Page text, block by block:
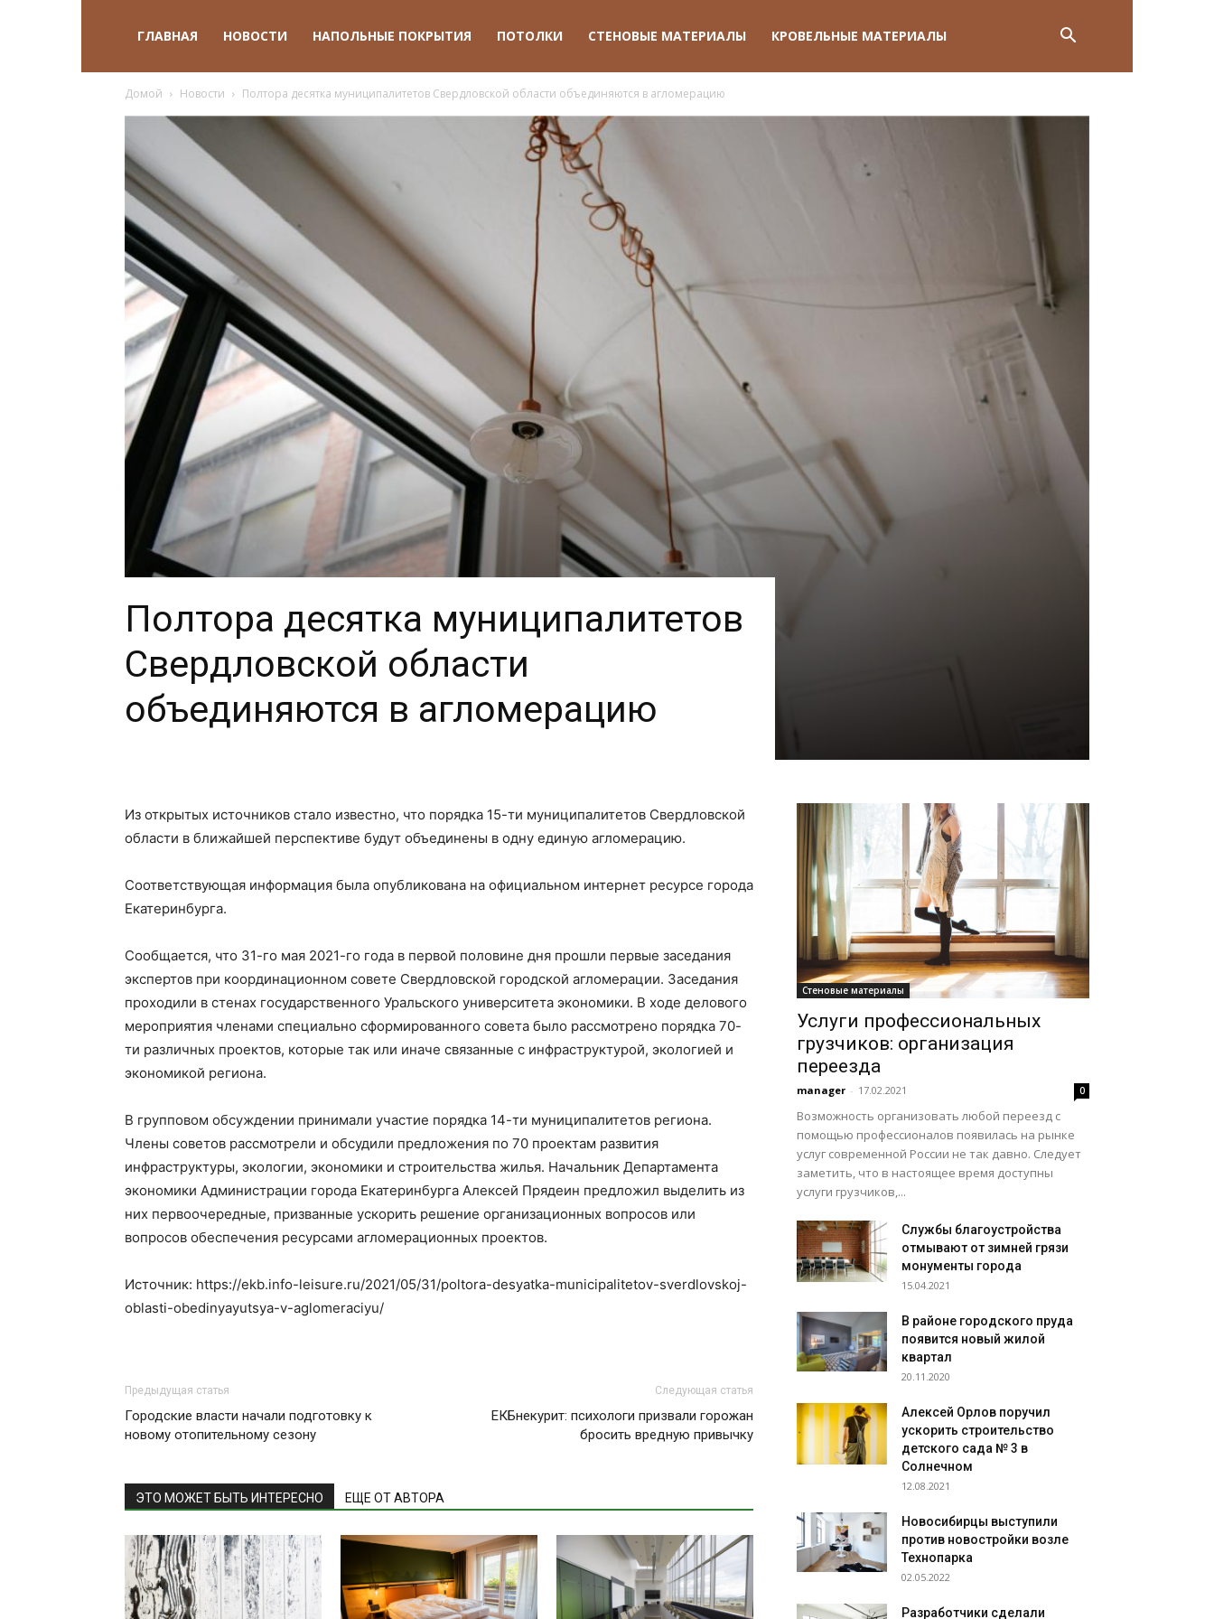
ГЛАВНАЯ НОВОСТИ НАПОЛЬНЫЕ ПОКРЫТИЯ ПОТОЛКИ СТЕНОВЫЕ МАТЕРИАЛЫ КРОВЕЛЬНЫЕ МАТЕРИАЛЫ
Домой Новости Полтора десятка муниципалитетов Свердловской области объединяются в агломерацию
Полтора десятка муниципалитетов
Свердловской области
объединяются в агломерацию
Из открытых источников стало известно, что порядка 15-ти муниципалитетов Свердловской
области в ближайшей перспективе будут объединены в одну единую агломерацию.
Соответствующая информация была опубликована на официальном интернет ресурсе города
Екатеринбурга.
Сообщается, что 31-го мая 2021-го года в первой половине дня прошли первые заседания
экспертов при координационном совете Свердловской городской агломерации. Заседания
проходили в стенах государственного Уральского университета экономики. В ходе делового
мероприятия членами специально сформированного совета было рассмотрено порядка 70-
ти различных проектов, которые так или иначе связанные с инфраструктурой, экологией и
экономикой региона.
В групповом обсуждении принимали участие порядка 14-ти муниципалитетов региона.
Члены советов рассмотрели и обсудили предложения по 70 проектам развития
инфраструктуры, экологии, экономики и строительства жилья. Начальник Департамента
экономики Администрации города Екатеринбурга Алексей Прядеин предложил выделить из
них первоочередные, призванные ускорить решение организационных вопросов или
вопросов обеспечения ресурсами агломерационных проектов.
Источник: https://ekb.info-leisure.ru/2021/05/31/poltora-desyatka-municipalitetov-sverdlovskoj-
oblasti-obedinyayutsya-v-aglomeraciyu/
Предыдущая статья
Городские власти начали подготовку к
новому отопительному сезону
Следующая статья
ЕКБнекурит: психологи призвали горожан
бросить вредную привычку
ЭТО МОЖЕТ БЫТЬ ИНТЕРЕСНО ЕЩЕ ОТ АВТОРА
Стеновые материалы
Услуги профессиональных
грузчиков: организация
переезда
manager - 17.02.2021 0
Возможность организовать любой переезд с
помощью профессионалов появилась на рынке
услуг современной России не так давно. Следует
заметить, что в настоящее время доступны
услуги грузчиков,...
Службы благоустройства
отмывают от зимней грязи
монументы города
15.04.2021
В районе городского пруда
появится новый жилой
квартал
20.11.2020
Алексей Орлов поручил
ускорить строительство
детского сада № 3 в
Солнечном
12.08.2021
Новосибирцы выступили
против новостройки возле
Технопарка
02.05.2022
Разработчики сделали